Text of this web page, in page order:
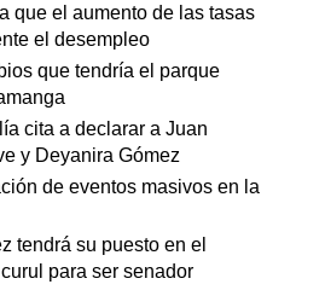
que el aumento de las tasas
el desempleo
que tendría el parque
cita a declarar a Juan
y Deyanira Gómez
de eventos masivos en la
tendrá su puesto en el
para ser senador